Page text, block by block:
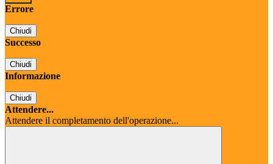
Errore
Chiudi
Successo
Chiudi
Informazione
Chiudi
Attendere...
Attendere il completamento dell'operazione...